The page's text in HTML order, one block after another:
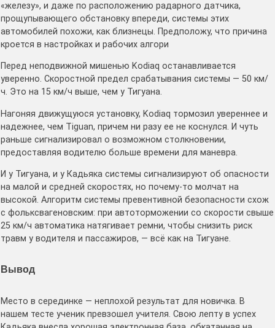
«железу», и даже по расположению радарного датчика,
прощупывающего обстановку впереди, системы этих
автомобилей похожи, как близнецы. Предположу, что причина
кроется в настройках и рабочих алгори
Перед неподвижной мишенью Kodiaq останавливается
уверенно. Скоростной предел срабатывания системы — 50 км/
ч. Это на 15 км/ч выше, чем у Тигуана.
Нагоняя движущуюся установку, Kodiaq тормозил увереннее и
надежнее, чем Tiguan, причем ни разу ее не коснулся. И чуть
раньше сигнализировал о возможном столкновении,
предоставляя водителю больше времени для маневра.
И у Тигуана, и у Кадьяка системы сигнализируют об опасности
на малой и средней скоростях, но почему-то молчат на
высокой. Алгоритм системы превентивной безопасности схож
с фольксвагеновским: при автоторможении со скорости свыше
25 км/ч автоматика натягивает ремни, чтобы снизить риск
травм у водителя и пассажиров, — всё как на Тигуане.
Вывод
Место в серединке — неплохой результат для новичка. В
нашем тесте ученик превзошел учителя. Свою лепту в успех